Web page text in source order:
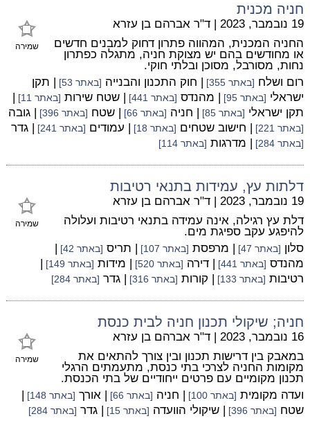
חניה מכנית
שמירה
19 נובמבר, 2023 | ד"ר אברהם בן עזרא
החניה המכנית, המהווה פתרון דחוק למבנים חדשים
או מחודשים בהם יש מצוקת חניה, מתגלה כפתרון
נחות, מסורבל, מסוכן ובלתי חוקי.
רום ושלח [באתר 355] | חוק התכנון והבנייה [באתר 53]
| תקן
ישראלי [באתר 95] | מהנדס [באתר 441] | שטח שירות [באתר 11]
|
תקן ישראלי [באתר 85] | חניה [באתר 66] | שטח [באתר 396] | גובה
[באתר 221] | חישוב שטחים [באתר 18] | עמודים [באתר 241] | גדר
[באתר 284] | מדרגות [באתר 114]
דלתות עץ, עמידות בתנאי רטיבות
שמירה
19 נובמבר, 2023 | ד"ר אברהם בן עזרא
דלת עץ רגילה, אינה עמידה בתנאי רטיבות ועלולה
להיפגע עקב ספיגת מים.
סלון [באתר 47] | מרפסת [באתר 107] | תריס [באתר 42]
|
מהנדס [באתר 441] | דירה [באתר 520] | מידות [באתר 149]
|
רטיבות [באתר 133] | קורות [באתר 316] | גדר [באתר 284]
חניה; שיקולי תכנון חניה לבית כנסת
שמירה
16 נובמבר, 2023 | ד"ר אברהם בן עזרא
במאבק בין דרישות תכנון ובין צורך להתאים את
מקומות החניה לצרכי בתי כנסת, מתעמתים הרגלי
תכנון מקומיים עם פרטים ייחודיים של בתי הכנסת.
ועדה מקומית [באתר 100] | חניה [באתר 66] | אורך [באתר 148]
|
שטח [באתר 396] | שיקולי הוועדה [באתר 15] | גדר [באתר 284]